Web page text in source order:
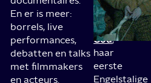
En er is meer:
borrels, live
performances,
debatten en talks
met filmmakers
en acteurs.
drama
Dirty
God,
haar
eerste
Engelstalige